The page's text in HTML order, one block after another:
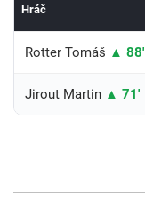
Hráč
Rotter Tomáš ▲ 88'
Jirout Martin ▲ 71'